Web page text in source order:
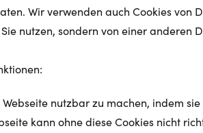
Wir verwenden auch Cookies von
nutzen, sondern von einer anderen
nutzbar zu machen, indem
kann ohne diese Cookies nicht